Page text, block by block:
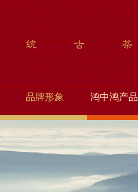
品牌形象 鸿中鸿产品